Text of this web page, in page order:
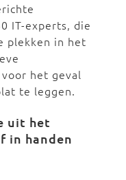
IT-experts, die
plekken in het
het geval
te leggen.
uit het
in handen